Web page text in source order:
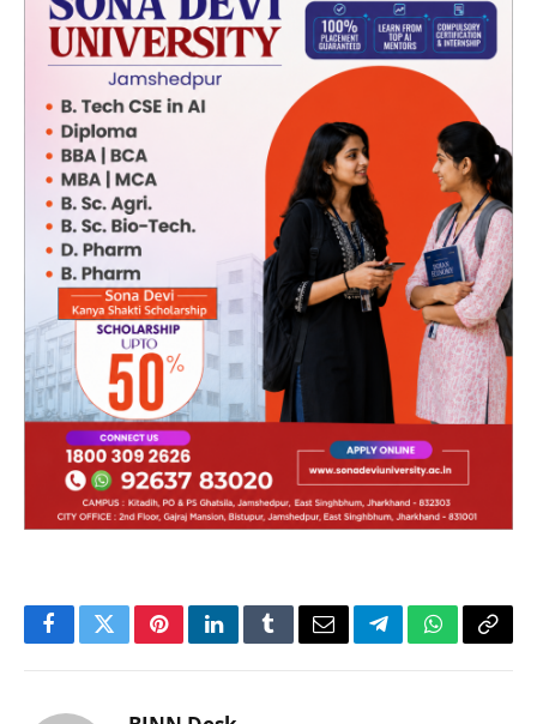
FacebookTwitterPinterestLinkedInTumblrEmailTelegramWhatsApp
Copy